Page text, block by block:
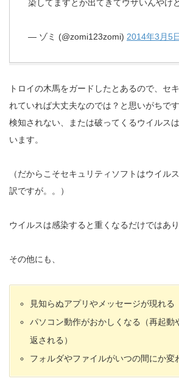
染してますとか出てきてウザいんやけ
— ゾミ (@zomi123zomi) 2014年3月5
トロイの木馬をガードしたとあるので、セ
れていれば大丈夫なのでは？と思いがちで
検知されない、または破ってくるウイルス
います。
（だからこそセキュリティソフトはウイル
訳ですが。。）
ウイルスは感染すると重くなるだけではあり
その他にも、
見知らぬアプリやメッセージが現れる
パソコン動作がおかしくなる（再起動
返される）
フォルダやファイルがいつの間にか変